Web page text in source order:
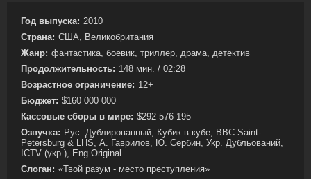
Год выпуска: 2010
Страна: США, Великобритания
Жанр: фантастика, боевик, триллер, драма, детектив
Продолжительность: 148 мин. / 02:28
Возрастное ограничение: 12+
Бюджет: $160 000 000
Кассовые сборы в мире: $292 576 195
Озвучка: Рус. Дублированный, Кубик в кубе, BBC Saint-
Petersburg & LHS, А. Гаврилов, Ю. Сербин, Укр. Дубльований,
ICTV (укр.), Eng.Original
Слоган: «Твой разум - место преступления»